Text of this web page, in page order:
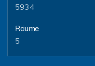
5934
Räume
5